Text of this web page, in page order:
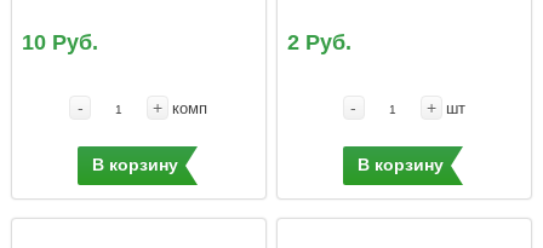
10 Руб.
- + комп
В корзину
2 Руб.
- + шт
В корзину